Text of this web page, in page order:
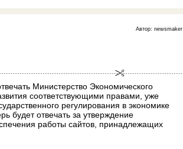
Автор: newsmaker
Министерство Экономического
соответствующими правами, уже
регулирования в экономике
будет отвечать за утверждение
работы сайтов, принадлежащих